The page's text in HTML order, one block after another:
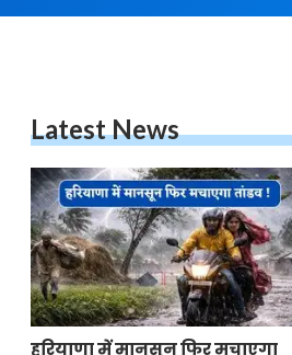
Latest News
हरियाणा में मानसून फिर मचाएगा